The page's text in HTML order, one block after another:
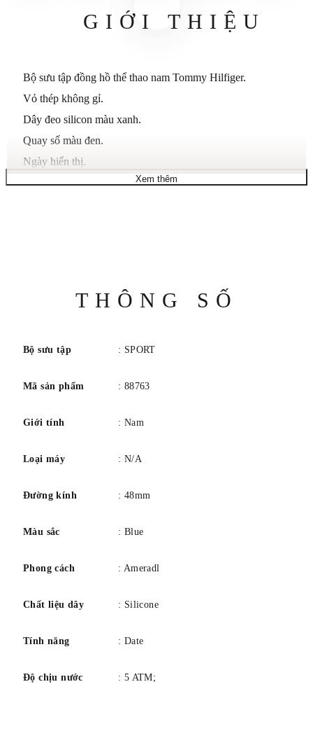
GIỚI THIỆU
Bộ sưu tập đồng hồ thể thao nam Tommy Hilfiger.
Vỏ thép không gỉ.
Dây đeo silicon màu xanh.
Quay số màu đen.
Ngày hiển thị.
Bàn tay và điểm đánh dấu phát sáng.
Chống trầy xước: Tinh thể khoáng.
Khả năng chống nước: 50 mét / 165 feet.
Xem thêm
THÔNG SỐ
Bộ sưu tập : SPORT
Mã sản phẩm : 88763
Giới tính : Nam
Loại máy : N/A
Đường kính : 48mm
Màu sắc : Blue
Phong cách : Ameradl
Chất liệu dây : Silicone
Tính năng : Date
Độ chịu nước : 5 ATM;